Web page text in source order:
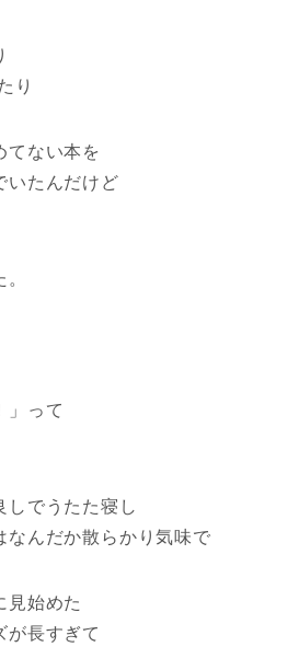
り
てない本を
いたんだけど
」って
しでうたた寝し
なんだか散らかり気味で
見始めた
が長すぎて